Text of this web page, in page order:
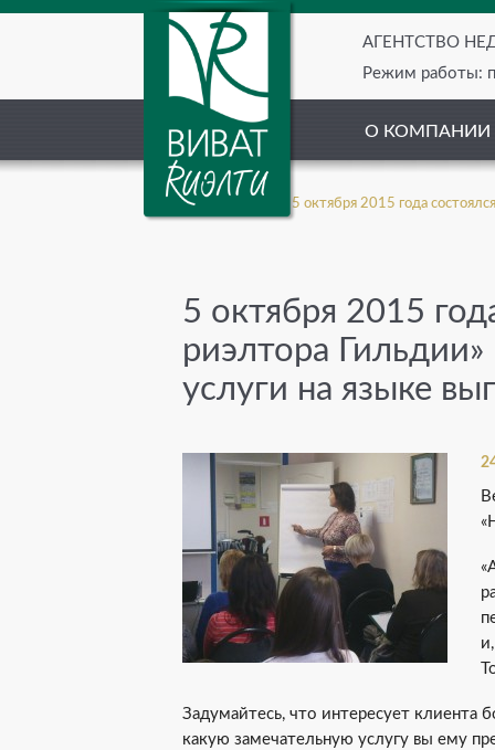
АГЕНТСТВО
Режим работы:
О КОМПАНИИ
5 октября 2015 года
5 октября 2015
риэлтора
услуги на языке
Задумайтесь, что интересует клиента
какую замечательную услугу вы ему